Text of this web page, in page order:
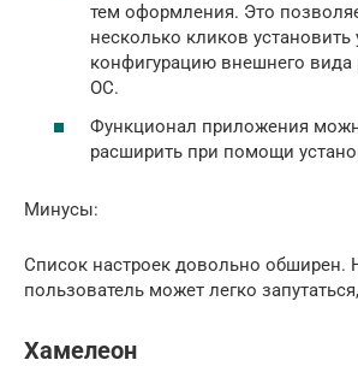
тем оформления. Это
несколько кликов установить
конфигурацию внешнего вида
ОС.
Функционал приложения
расширить при помощи
Минусы:
Список настроек довольно обширен.
пользователь может легко
Хамелеон